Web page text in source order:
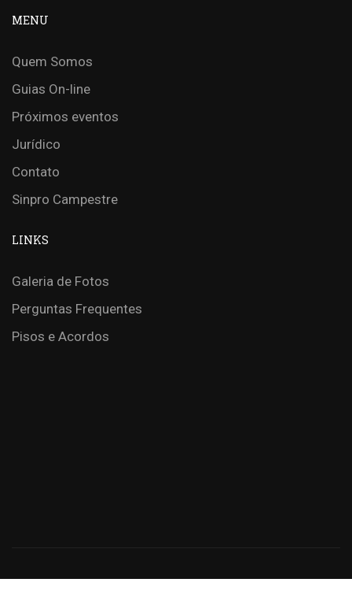
MENU
Quem Somos
Guias On-line
Próximos eventos
Jurídico
Contato
Sinpro Campestre
LINKS
Galeria de Fotos
Perguntas Frequentes
Pisos e Acordos